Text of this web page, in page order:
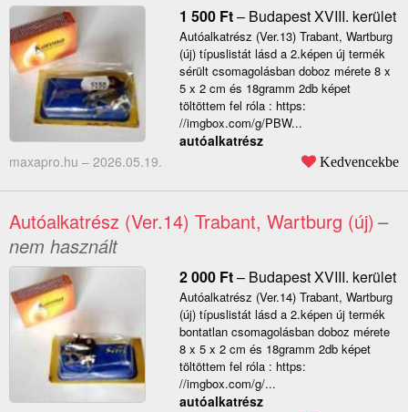
1 500 Ft– Budapest XVIII. kerület
Autóalkatrész (Ver.13) Trabant, Wartburg
(új) típuslistát lásd a 2.képen új termék
sérült csomagolásban doboz mérete 8 x
5 x 2 cm és 18gramm 2db képet
töltöttem fel róla : https:
//imgbox.com/g/PBW...
autóalkatrész
maxapro.hu – 2026.05.19. Kedvencekbe
Autóalkatrész (Ver.14) Trabant, Wartburg (új) –
nem használt
2 000 Ft– Budapest XVIII. kerület
Autóalkatrész (Ver.14) Trabant, Wartburg
(új) típuslistát lásd a 2.képen új termék
bontatlan csomagolásban doboz mérete
8 x 5 x 2 cm és 18gramm 2db képet
töltöttem fel róla : https:
//imgbox.com/g/...
autóalkatrész